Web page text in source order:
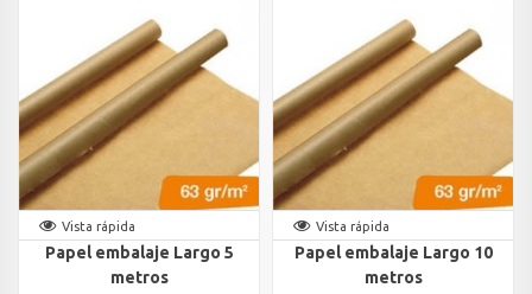
Vista rápida
Papel embalaje Largo 5
metros
Vista rápida
Papel embalaje Largo 10
metros